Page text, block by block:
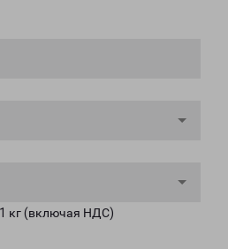
кг (включая НДС)